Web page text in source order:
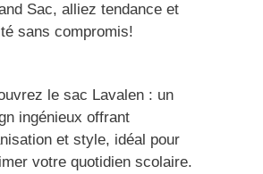
Sac, alliez tendance et
sans compromis!
le sac Lavalen : un
ingénieux offrant
et style, idéal pour
votre quotidien scolaire.